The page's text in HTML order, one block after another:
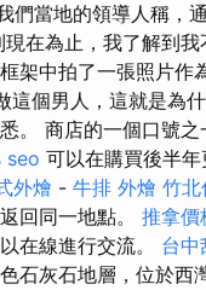
們當地的領導人稱，
在為止，我了解到
架中拍了一張照片作
這個男人，這就是為
。 商店的一個口號之
seo 可以在購買後半年
外燴 - 牛排 外燴 竹北
回同一地點。 推拿價
在線進行交流。 台中
石灰石地層，位於西